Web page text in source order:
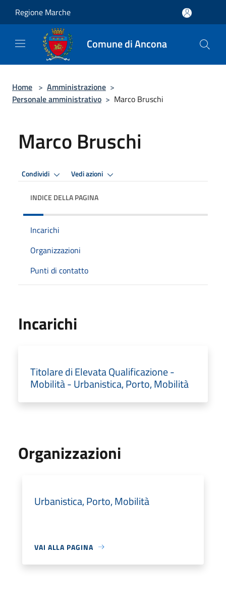
Regione Marche
Comune di Ancona
Home > Amministrazione >
Personale amministrativo > Marco Bruschi
Marco Bruschi
Condividi Vedi azioni
INDICE DELLA PAGINA
Incarichi
Organizzazioni
Punti di contatto
Incarichi
Titolare di Elevata Qualificazione -
Mobilità - Urbanistica, Porto, Mobilità
Organizzazioni
Urbanistica, Porto, Mobilità
VAI ALLA PAGINA